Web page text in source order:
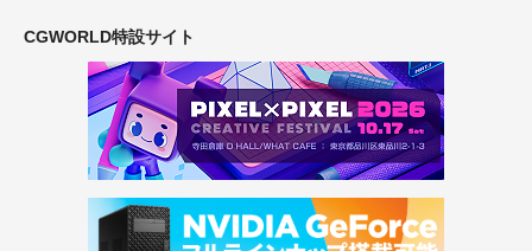
CGWORLD特設サイト